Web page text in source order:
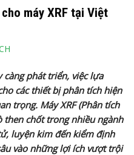
máy XRF tại Việt
càng phát triển, việc lựa
các thiết bị phân tích hiện
trọng. Máy XRF (Phân tích
then chốt trong nhiều ngành
luyện kim đến kiểm định
vào những lợi ích vượt trội